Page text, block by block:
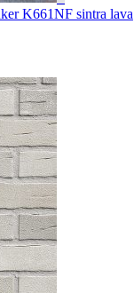
K661NF sintra lava